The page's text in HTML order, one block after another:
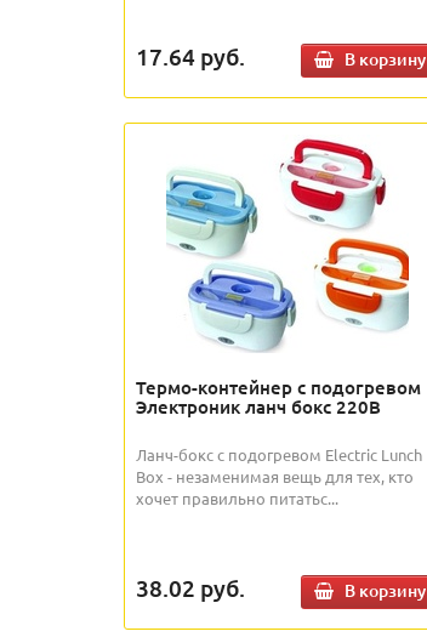
17.64 руб. В корзину
Термо-контейнер с подогревом
Электроник ланч бокс 220В
Ланч-бокс с подогревом Electric Lunch
Box - незаменимая вещь для тех, кто
хочет правильно питатьс...
38.02 руб. В корзину